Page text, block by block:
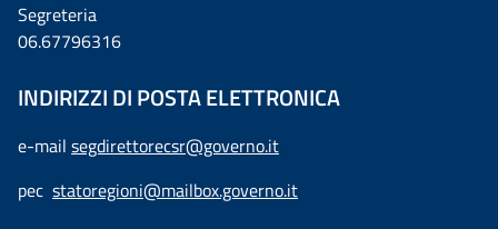
Segreteria
06.67796316
INDIRIZZI DI POSTA ELETTRONICA
e-mail segdirettorecsr@governo.it
pec statoregioni@mailbox.governo.it